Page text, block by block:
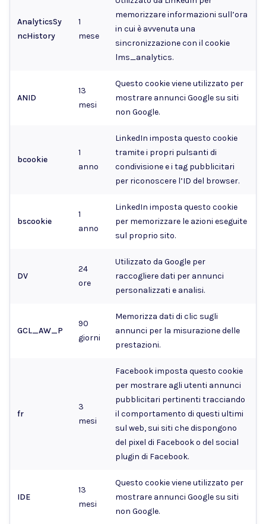
AnalyticsSy
ncHistory
1
mese
memorizzare informazioni sull’ora
in cui è avvenuta una
sincronizzazione con il cookie
lms_analytics.
ANID
13
mesi
Questo cookie viene utilizzato per
mostrare annunci Google su siti
non Google.
bcookie
1
anno
LinkedIn imposta questo cookie
tramite i propri pulsanti di
condivisione e i tag pubblicitari
per riconoscere l’ID del browser.
bscookie
1
anno
LinkedIn imposta questo cookie
per memorizzare le azioni eseguite
sul proprio sito.
DV
24
ore
Utilizzato da Google per
raccogliere dati per annunci
personalizzati e analisi.
GCL_AW_P
90
giorni
Memorizza dati di clic sugli
annunci per la misurazione delle
prestazioni.
fr
3
mesi
Facebook imposta questo cookie
per mostrare agli utenti annunci
pubblicitari pertinenti tracciando
il comportamento di questi ultimi
sul web, sui siti che dispongono
del pixel di Facebook o del social
plugin di Facebook.
IDE
13
mesi
Questo cookie viene utilizzato per
mostrare annunci Google su siti
non Google.